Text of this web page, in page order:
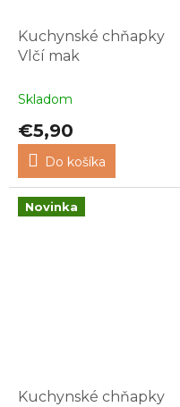
Kuchynské chňapky
Vlčí mak
Skladom
€5,90
Do košíka
Novinka
Kuchynské chňapky